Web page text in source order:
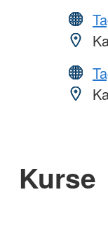
Kurse